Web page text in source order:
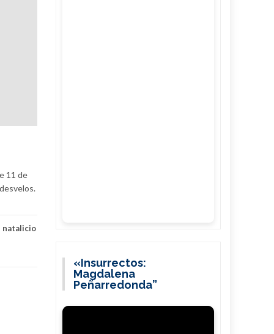
11 de
natalicio
«Insurrectos:
Magdalena
Peñarredonda”